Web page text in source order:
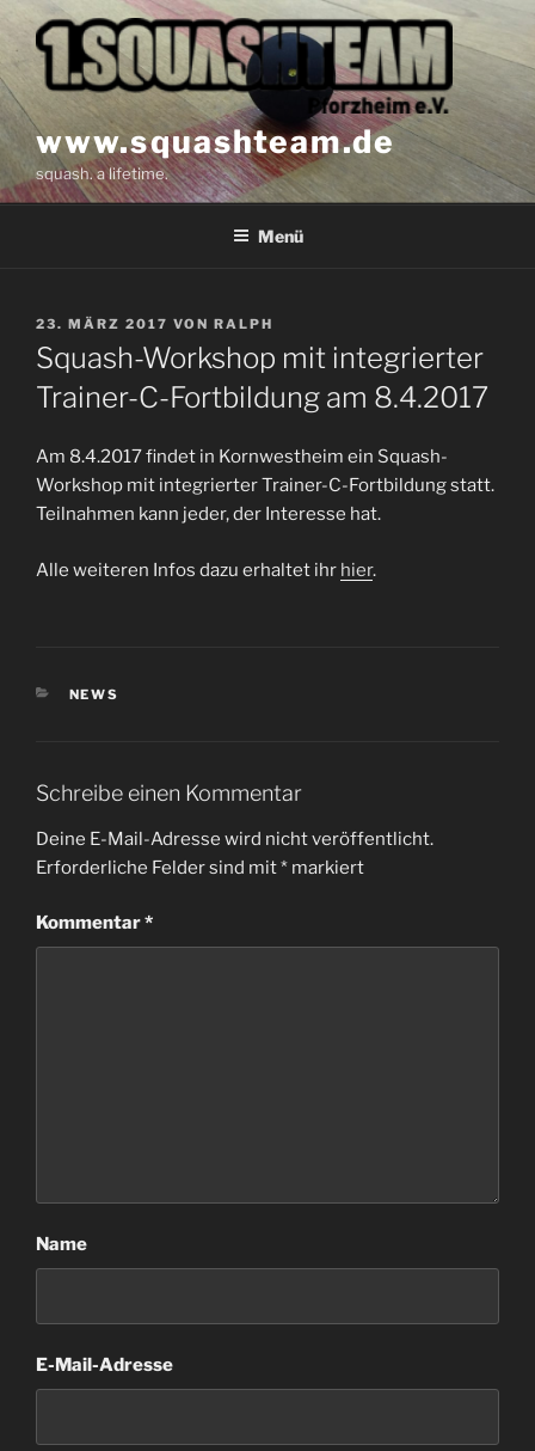
Inhalt
springen
www.squashteam.de
squash. a lifetime.
Menü
VERÖFFENTLICHT
AM
23. MÄRZ 2017 VON RALPH
Squash-Workshop mit integrierter
Trainer-C-Fortbildung am 8.4.2017
Am 8.4.2017 findet in Kornwestheim ein Squash-
Workshop mit integrierter Trainer-C-Fortbildung statt.
Teilnahmen kann jeder, der Interesse hat.
Alle weiteren Infos dazu erhaltet ihr hier.
KATEGORIEN
NEWS
Schreibe einen Kommentar
Deine E-Mail-Adresse wird nicht veröffentlicht.
Erforderliche Felder sind mit* markiert
Kommentar*
Name
E-Mail-Adresse